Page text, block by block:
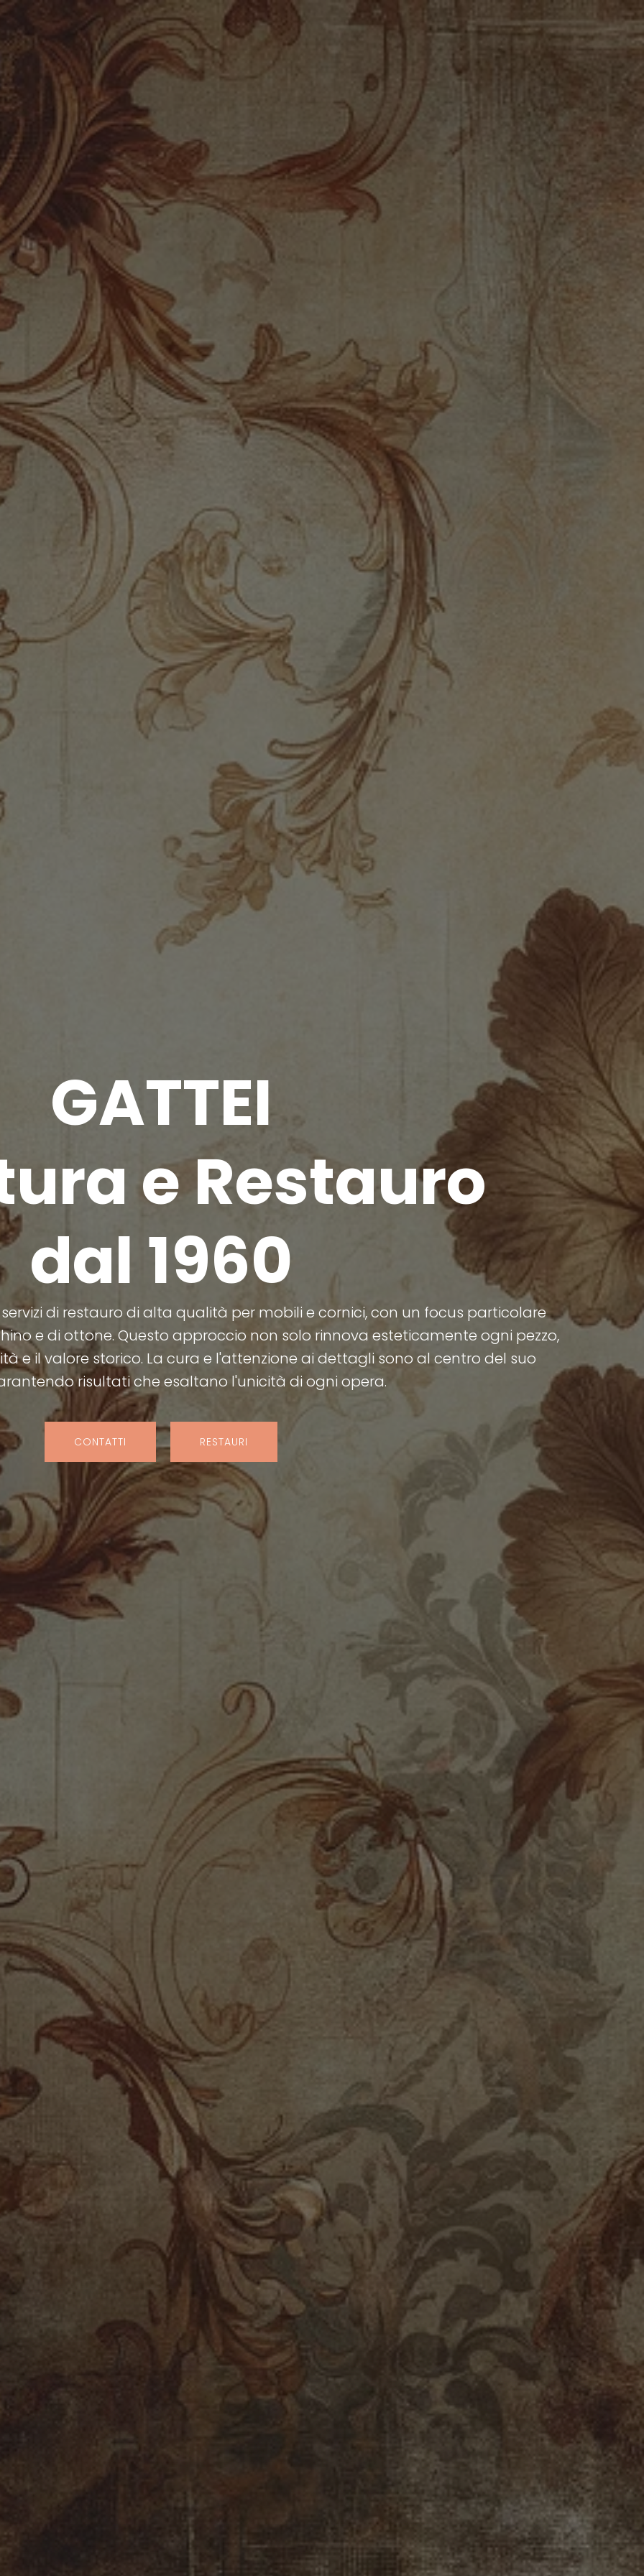
GATTEI
e Restauro
dal 1960
di restauro di alta qualità per mobili e cornici, con un focus particolare
e di ottone. Questo approccio non solo rinnova esteticamente ogni pezzo,
e il valore storico. La cura e l'attenzione ai dettagli sono al centro del suo
risultati che esaltano l'unicità di ogni opera.
CONTATTI RESTAURI